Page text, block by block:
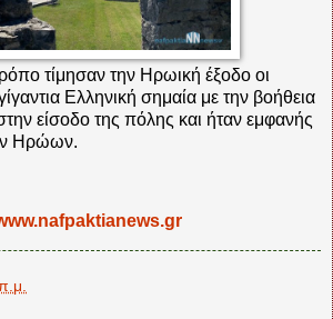
τίμησαν την Ηρωική έξοδο οι
Ελληνική σημαία με την βοήθεια
είσοδο της πόλης και ήταν εμφανής
Ηρώων.